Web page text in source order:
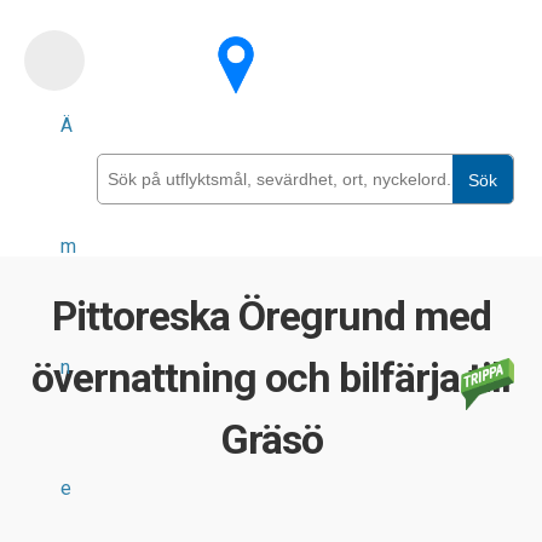
Ä
m
n
e
Sök
Pittoreska Öregrund med
övernattning och bilfärja till
Gräsö